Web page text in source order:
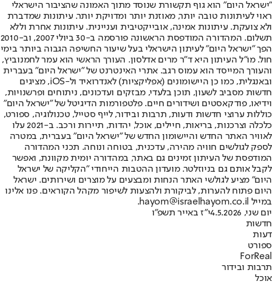
"ישראל היום" הוא גוף תקשורת שנוסד מתוך האמונה שהציבור הישראלי
ראוי לעיתונות טובה יותר, מאוזנת יותר ומדויקת יותר. עיתונות שמדברת
ולא צועקת. עיתונות אמינה, אובייקטיבית ועניינית. עיתונות אחרת וללא
תשלום. המהדורה המודפסת הראשונה פורסמה ב-30 ביולי 2007, וב-2010
הפך "ישראל היום" לעיתון הישראלי בעל שיעור החשיפה הגבוה ביותר בימי
חול. מו"ל העיתון היא ד"ר מרים אדלסון. העורך הראשי הוא עמר לחמנוביץ,
והעורך המייסד הוא עמוס רגב. אתרי האינטרנט של "ישראל היום" בעברית
ובאנגלית, כמו כן היישומונים (אפליקציות) לאנדרואיד ול-iOS, מציגים
חדשות מסביב לשעון, תוכן בלעדי, מבזקים ועדכונים, ניתוחים ופרשנויות,
וידיאו, פודקאסטים ושידורים חיים. פלטפורמות הדיגיטל של "ישראל היום"
כוללות ערוצי חדשות ודעות, תרבות ובידור, לייף סטייל, טכנולוגיה, ספורט,
כלכלה וצרכנות, בריאות, חיילים, אוכל, יהדות, תיירות ורכב. ב-2021 עלו
לאוויר האתר החדש והיישומון החדש של "ישראל היום" בעברית, במטרה
לספק לגולשים חוויה מהירה, עדכנית, בטוחה ונוחה. תכני המהדורה
המודפסת של העיתון זמינים גם באתר, במהדורה יומית מקוונת, ואפשר
לקבל אותם גם בניוזלטר. מועדון ההטבות הייחודי "הקליקה של ישראל
היום" מציע לגולשי האתר הנחות ומבצעים על מוצרים ושירותים. ישראל
היום פתוח להערות, לביקורת ולהצעות לשיפור מקהל הקוראים. פנו אלינו
במייל hayom@israelhayom.co.il.
יום שני, 4.5.2026
י"ז באייר תשפ"ו
חדשות
דעות
ספורט
ForReal
תרבות ובידור
אוכל